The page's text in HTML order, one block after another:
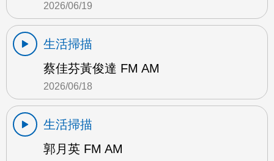
2026/06/19
生活掃描
蔡佳芬黃俊達 FM AM
2026/06/18
生活掃描
郭月英 FM AM